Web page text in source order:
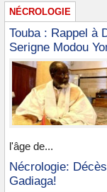
NÉCROLOGIE
Touba : Rappel à
Serigne Modou
l'âge de...
Nécrologie:
Gadiaga!